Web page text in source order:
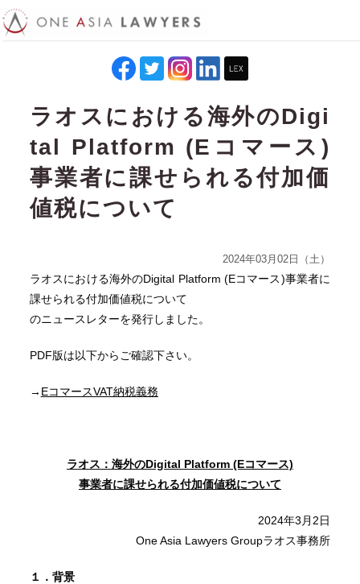
ラオスにおける海外のDigi
tal Platform (Eコマース)
事業者に課せられる付加価
値税について
2024年03月02日（土）
ラオスにおける海外のDigital Platform (Eコマース)事業者に
課せられる付加価値税について
のニュースレターを発行しました。
PDF版は以下からご確認下さい。
→ EコマースVAT納税義務
ラオス：海外のDigital Platform (Eコマース)
事業者に課せられる付加価値税について
2024年3月2日
One Asia Lawyers Groupラオス事務所
１．背景